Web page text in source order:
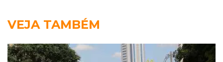
VEJA TAMBÉM